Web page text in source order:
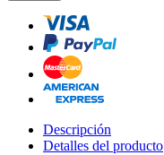
Descripción
Detalles del producto